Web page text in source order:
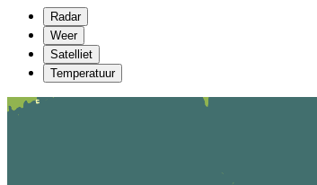
Radar
Weer
Satelliet
Temperatuur